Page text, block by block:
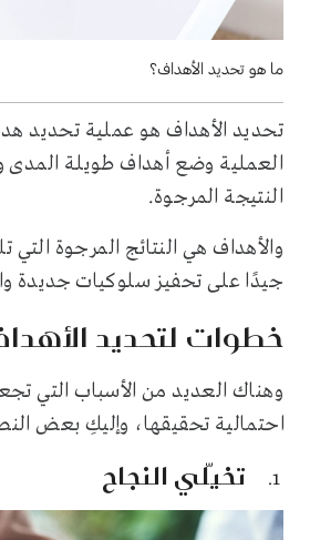
ما هو تحديد الأهداف؟
تحديد الأهداف هو عملية تحديد
العملية وضع أهداف طويلة
النتيجة المرجوة.
والأهداف هي النتائج المرجوة
جيدًا على تحفيز سلوكيات جديدة
خطوات لتحديد
وهناك العديد من الأسباب التي
احتمالية تحقيقها، وإليكِ بعض
تخيّلي النجاح